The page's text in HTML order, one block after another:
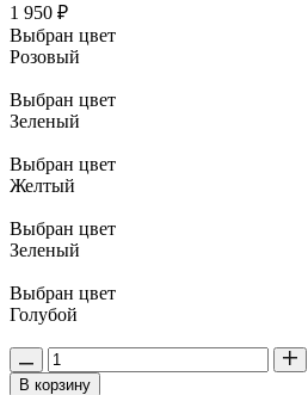
1 950 ₽
Выбран цвет
Розовый
Выбран цвет
Зеленый
Выбран цвет
Желтый
Выбран цвет
Зеленый
Выбран цвет
Голубой
В корзину